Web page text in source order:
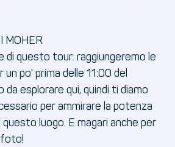
MOHER
di questo tour: raggiungeremo le
un po' prima delle 11:00 del
esplorare qui, quindi ti diamo
per ammirare la potenza
luogo. E magari anche per